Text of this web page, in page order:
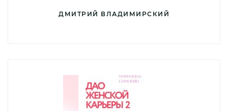
ДМИТРИЙ ВЛАДИМИРСКИЙ